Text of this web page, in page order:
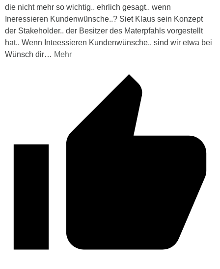
die nicht mehr so wichtig.. ehrlich gesagt.. wenn
Ineressieren Kundenwünsche..? Siet Klaus sein Konzept
der Stakeholder.. der Besitzer des Materpfahls vorgestellt
hat.. Wenn Inteessieren Kundenwünsche.. sind wir etwa bei
Wünsch dir… Mehr